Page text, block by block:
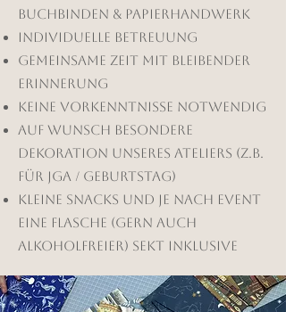
Buchbinden & Papierhandwerk
individuelle Betreuung
gemeinsame Zeit mit bleibender
Erinnerung
keine Vorkenntnisse notwendig
Auf Wunsch besondere
Dekoration unseres Ateliers (z.B.
Für JGa / Geburtstag)
kleine Snacks und je nach event
eine Flasche (gern auch
alkoholfreier) Sekt inklusive